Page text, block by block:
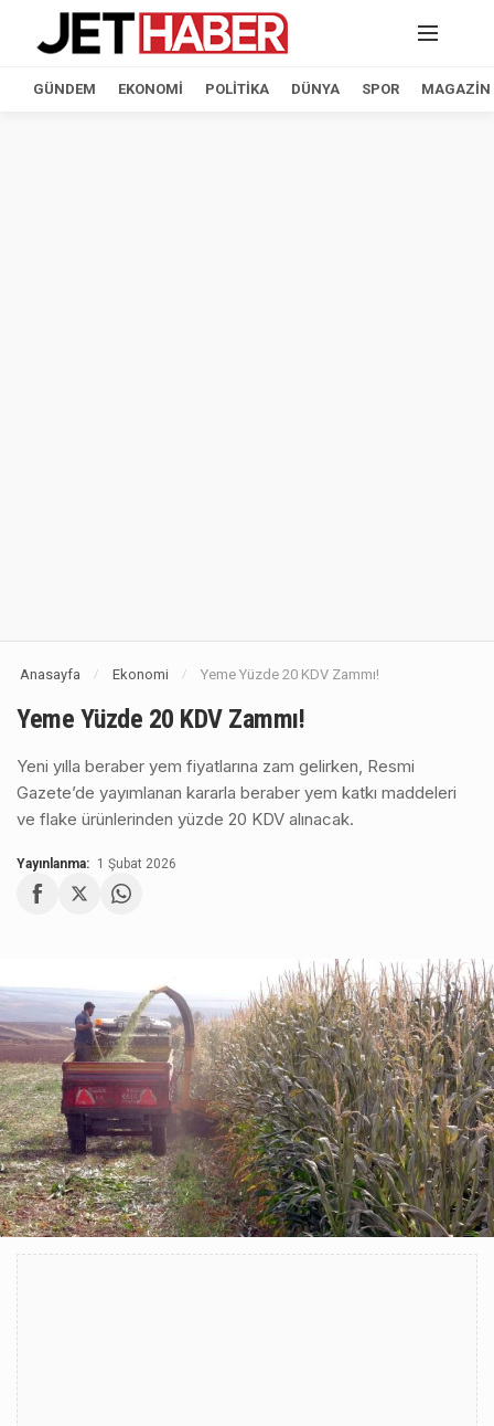
GÜNDEM EKONOMI POLITIKA DÜNYA SPOR MAGAZIN
Anasayfa / Ekonomi / Yeme Yüzde 20 KDV Zammı!
Yeme Yüzde 20 KDV Zammı!
Yeni yılla beraber yem fiyatlarına zam gelirken, Resmi
Gazete’de yayımlanan kararla beraber yem katkı maddeleri
ve flake ürünlerinden yüzde 20 KDV alınacak.
Yayınlanma: 1 Şubat 2026